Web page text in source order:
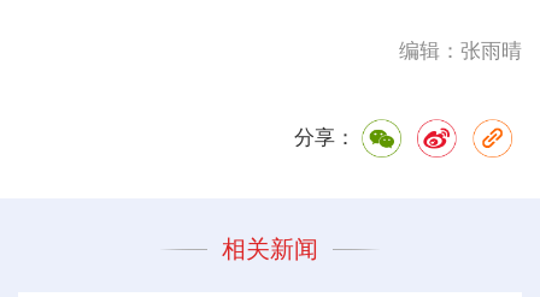
编辑：张雨晴
分享：
相关新闻